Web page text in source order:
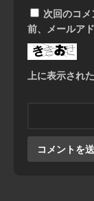
次回のコ
前、メールア
上に表示され